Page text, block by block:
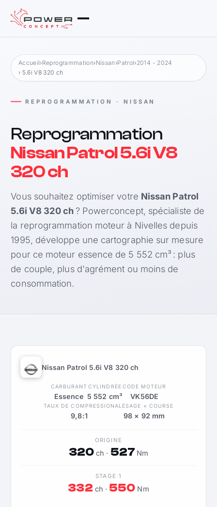
Accueil›Reprogrammation›Nissan ›Patrol›2014 - 2024
› 5.6i V8 320 ch
REPROGRAMMATION · NISSAN
Reprogrammation
Nissan Patrol 5.6i V8
320 ch
Vous souhaitez optimiser votre Nissan Patrol
5.6i V8 320 ch? Powerconcept, spécialiste de
la reprogrammation moteur à Nivelles depuis
1995, développe une cartographie sur mesure
pour ce moteur essence de 5 552 cm³ : plus
de couple, plus d'agrément ou moins de
consommation.
Nissan Patrol 5.6i V8 320 ch
CARBURANT
Essence
CYLINDRÉE
5 552 cm³
CODE MOTEUR
VK56DE
TAUX DE COMPRESSION
9,8:1
ALÉSAGE × COURSE
98 × 92 mm
ORIGINE
320 ch · 527Nm
STAGE 1
332 ch · 550 Nm